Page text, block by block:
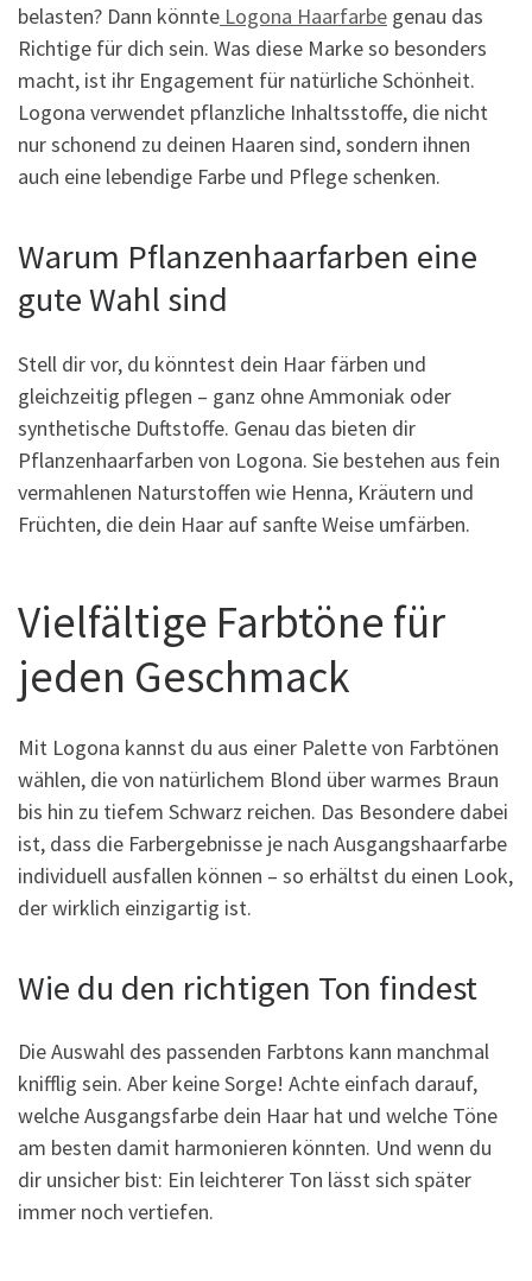
belasten? Dann könnte Logona Haarfarbe genau das
Richtige für dich sein. Was diese Marke so besonders
macht, ist ihr Engagement für natürliche Schönheit.
Logona verwendet pflanzliche Inhaltsstoffe, die nicht
nur schonend zu deinen Haaren sind, sondern ihnen
auch eine lebendige Farbe und Pflege schenken.
Warum Pflanzenhaarfarben eine
gute Wahl sind
Stell dir vor, du könntest dein Haar färben und
gleichzeitig pflegen – ganz ohne Ammoniak oder
synthetische Duftstoffe. Genau das bieten dir
Pflanzenhaarfarben von Logona. Sie bestehen aus fein
vermahlenen Naturstoffen wie Henna, Kräutern und
Früchten, die dein Haar auf sanfte Weise umfärben.
Vielfältige Farbtöne für
jeden Geschmack
Mit Logona kannst du aus einer Palette von Farbtönen
wählen, die von natürlichem Blond über warmes Braun
bis hin zu tiefem Schwarz reichen. Das Besondere dabei
ist, dass die Farbergebnisse je nach Ausgangshaarfarbe
individuell ausfallen können – so erhältst du einen Look,
der wirklich einzigartig ist.
Wie du den richtigen Ton findest
Die Auswahl des passenden Farbtons kann manchmal
knifflig sein. Aber keine Sorge! Achte einfach darauf,
welche Ausgangsfarbe dein Haar hat und welche Töne
am besten damit harmonieren könnten. Und wenn du
dir unsicher bist: Ein leichterer Ton lässt sich später
immer noch vertiefen.